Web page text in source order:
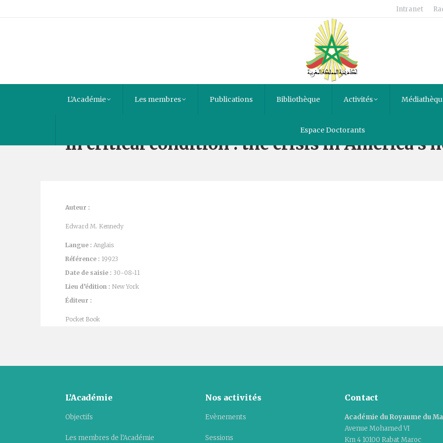
Intranet
L’Académie Les membres Publications Bibliothèque Activités
Espace Doctorants
In critical condition : the crisis in America’s
Auteur :
Edward M. Kennedy
Langue : Anglais
Référence : 19923
Date de saisie : 30-08-11
Lieu d’édition : New York
Éditeur :
Pocket Book
L’Académie
Objectifs
Les membres de l’Académie
Nos activités
Evènements
Sessions
Contact
Académie du Royaume du
Avenue Mohamed VI
Km 4 10100 Rabat Maroc